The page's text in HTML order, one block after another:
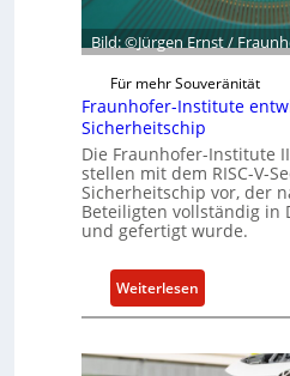
i
e
c
e
A
c
t
h
ä
f
t
s
e
i
n
h
e
f
r
Bild: ©Jürgen Ernst /
Für mehr Souveränität
Fraunhofer-Institute
Sicherheitschip
Die Fraunhofer-Institute
stellen mit dem RISC-V-
Sicherheitschip vor, der
Beteiligten vollständig in
und gefertigt wurde.
Weiterlesen
F
a